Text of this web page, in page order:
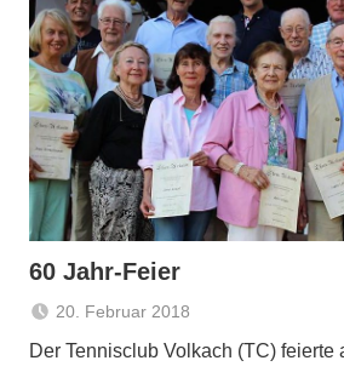
60 Jahr-Feier
20. Februar 2018
admin
Allgemein
Der Tennisclub Volkach (TC) feierte